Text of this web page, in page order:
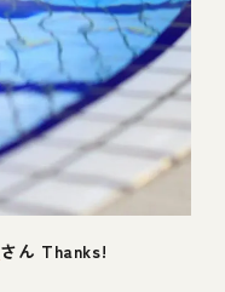
さん Thanks!